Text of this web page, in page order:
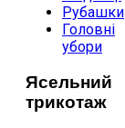
Рубашки
Головні
убори
Ясельний
трикотаж